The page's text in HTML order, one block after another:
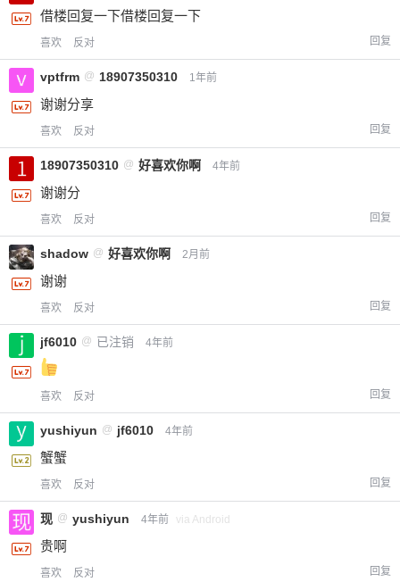
借楼回复一下借楼回复一下
喜欢 反对 回复
vptfrm @ 18907350310 1年前
谢谢分享
喜欢 反对 回复
18907350310 @ 好喜欢你啊 4年前
谢谢分
喜欢 反对 回复
shadow @ 好喜欢你啊 2月前
谢谢
喜欢 反对 回复
jf6010 @ 已注销 4年前
喜欢 反对 回复
yushiyun @ jf6010 4年前
蟹蟹
喜欢 反对 回复
现 @ yushiyun 4年前 via Android
贵啊
喜欢 反对 回复